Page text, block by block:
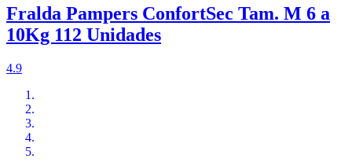
Fralda Pampers ConfortSec Tam. M 6 a
10Kg 112 Unidades
4.9